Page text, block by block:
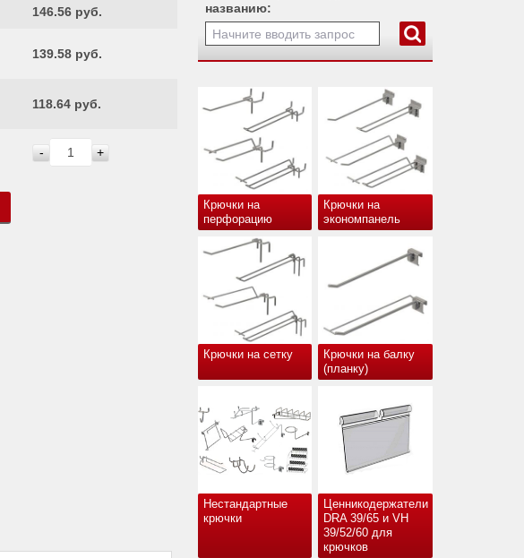
названию:
Крючки на
перфорацию
Крючки на
экономпанель
Крючки на сетку
Крючки на балку
(планку)
Нестандартные
крючки
Ценникодержатели
DRA 39/65 и VH
39/52/60 для
крючков
146.56 руб.
139.58 руб.
118.64 руб.
- +